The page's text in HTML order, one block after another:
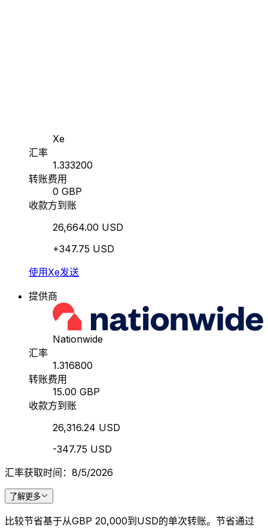
Xe
汇率
1.333200
转账费用
0 GBP
收款方到账
26,664.00 USD
+347.75 USD
使用Xe发送
提供商
Nationwide
汇率
1.316800
转账费用
15.00 GBP
收款方到账
26,316.24 USD
-347.75 USD
汇率获取时间：8/5/2026
了解更多
比较节省基于从GBP 20,000到USD的单次转账。节省通过